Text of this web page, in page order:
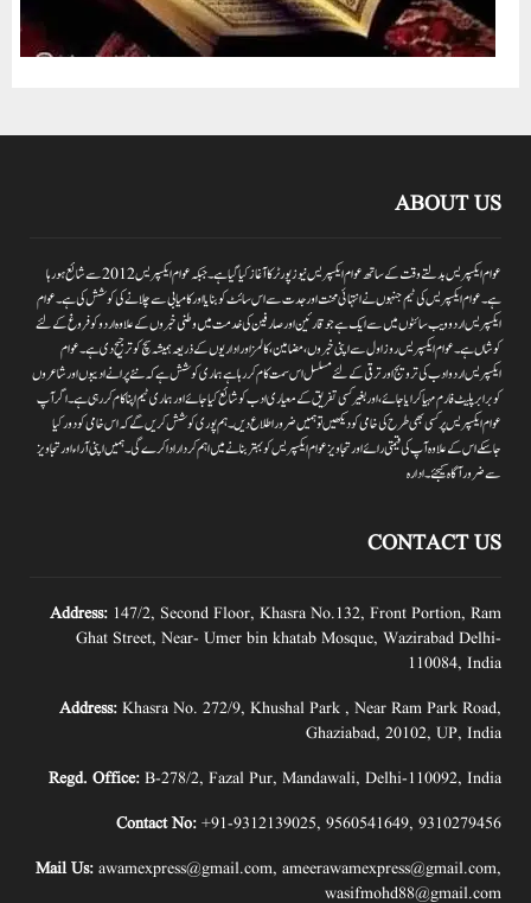
ABOUT US
عوام ایکسپریس بدلتے وقت کے ساتھ عوام ایکسپریس نیوز پورٹر کا آغاز کیا گیا ہے۔جبکہ عوام ایکسپریس 2012سے شائع ہورہا
ہے۔ عوام ایکسپریس کی ٹیم جنہوں نے انتہائی محنت اور جدت سے اس سائٹ کو بنایا اور کامیابی سے چلانے کی کوشش کی ہے۔عوام
ایکسپریس اردو ویب سائٹوں میں سے ایک ہے جو قارئین اور صارفین کی خدمت میں وطنی خبروں کے علاوہ اردو کو فروغ کے لئے
کوشاں ہے۔عوام ایکسپریس روز اول سے اپنی خبروں ،مضامین ،کالمز اور اداریوں کے ذریعہ ہمیشہ سچ کو ترجیح دی ہے۔عوام
ایکسپریس اردو ادب کی ترویج اور ترقی کے لئے مسلسل اس سمت کام کر رہا ہے ہماری کوشش ہے کہ نئے پرانے ادیبوں اور شاعروں
کو برابر پلیٹ فارم مہیا کرایا جائے،اور بغیر کسی تفریق کے معیاری ادب کو شائع کیا جائے اور ہماری ٹیم اپنا کام کر رہی ہے۔اگر آپ
عوام ایکسپریس پر کسی بھی طرح کی خامی کو دیکھیں تو ہمیں ضرور اطلاع دیں۔ہم پوری کوشش کریں گے کہ اس خامی کو دور کیا
جاسکے اس کے علاوہ آپ کی قیمتی رائے اور تجاویز عوام ایکسپریس کو بہتر بنانے میں اہم کردار اداکرے گی۔ہمیں اپنی آراءاور تجاویز
سے ضرور آگاہ کیجئے۔ ادارہ
CONTACT US
Address: 147/2, Second Floor, Khasra No.132, Front Portion, Ram
Ghat Street, Near- Umer bin khatab Mosque, Wazirabad Delhi-
110084, India
Address: Khasra No. 272/9, Khushal Park , Near Ram Park Road,
Ghaziabad, 20102, UP, India
Regd. Office: B-278/2, Fazal Pur, Mandawali, Delhi-110092, India
Contact No: +91-9312139025, 9560541649, 9310279456
Mail Us: awamexpress@gmail.com, ameerawamexpress@gmail.com,
wasifmohd88@gmail.com